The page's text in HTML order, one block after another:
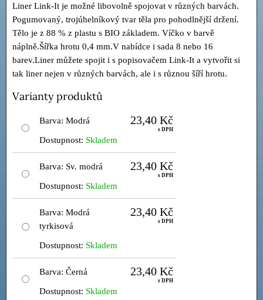
Liner Link-It je možné libovolně spojovat v různých barvách.
Pogumovaný, trojúhelníkový tvar těla pro pohodlnější držení.
Tělo je z 88 % z plastu s BIO základem. Víčko v barvě
náplně.Šířka hrotu 0,4 mm.V nabídce i sada 8 nebo 16
barev.Liner můžete spojit i s popisovačem Link-It a vytvořit si
tak liner nejen v různých barvách, ale i s různou šíří hrotu.
Varianty produktů
Barva: Modrá
Dostupnost: Skladem
23,40 Kč
s DPH
Barva: Sv. modrá
Dostupnost: Skladem
23,40 Kč
s DPH
Barva: Modrá
tyrkisová
Dostupnost: Skladem
23,40 Kč
s DPH
Barva: Černá
Dostupnost: Skladem
23,40 Kč
s DPH